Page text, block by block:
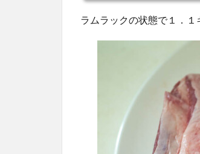
ラムラックの状態で１．１